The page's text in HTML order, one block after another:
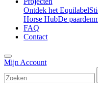
Ontdek het Equilabel
Horse HubDe
FAQ
Contact
Mijn Account